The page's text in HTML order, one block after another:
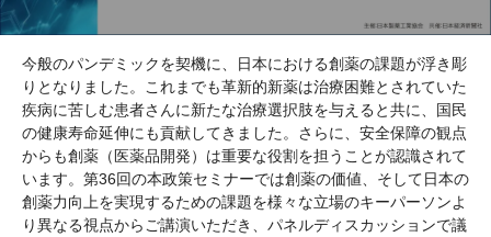
今般のパンデミックを契機に、日本における創薬の課題が浮き彫
りとなりました。これまでも革新的新薬は治療困難とされていた
疾病に苦しむ患者さんに新たな治療選択肢を与えると共に、国民
の健康寿命延伸にも貢献してきました。さらに、安全保障の観点
からも創薬（医薬品開発）は重要な役割を担うことが認識されて
います。第36回の本政策セミナーでは創薬の価値、そして日本の
創薬力向上を実現するための課題を様々な立場のキーパーソンよ
り異なる視点からご講演いただき、パネルディスカッションで議